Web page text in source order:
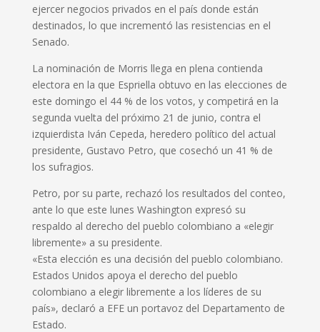
ejercer negocios privados en el país donde están
destinados, lo que incrementó las resistencias en el
Senado.
La nominación de Morris llega en plena contienda
electora en la que Espriella obtuvo en las elecciones de
este domingo el 44 % de los votos, y competirá en la
segunda vuelta del próximo 21 de junio, contra el
izquierdista Iván Cepeda, heredero político del actual
presidente, Gustavo Petro, que cosechó un 41 % de
los sufragios.
Petro, por su parte, rechazó los resultados del conteo,
ante lo que este lunes Washington expresó su
respaldo al derecho del pueblo colombiano a «elegir
libremente» a su presidente.
«Esta elección es una decisión del pueblo colombiano.
Estados Unidos apoya el derecho del pueblo
colombiano a elegir libremente a los líderes de su
país», declaró a EFE un portavoz del Departamento de
Estado.